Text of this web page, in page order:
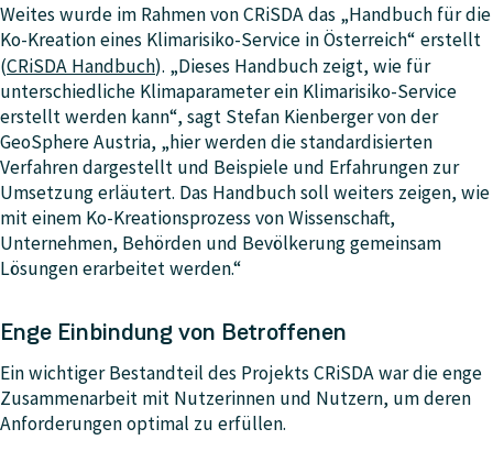
Weites wurde im Rahmen von CRiSDA das „Handbuch für die
Ko-Kreation eines Klimarisiko-Service in Österreich“ erstellt
(CRiSDA Handbuch). „Dieses Handbuch zeigt, wie für
unterschiedliche Klimaparameter ein Klimarisiko-Service
erstellt werden kann“, sagt Stefan Kienberger von der
GeoSphere Austria, „hier werden die standardisierten
Verfahren dargestellt und Beispiele und Erfahrungen zur
Umsetzung erläutert. Das Handbuch soll weiters zeigen, wie
mit einem Ko-Kreationsprozess von Wissenschaft,
Unternehmen, Behörden und Bevölkerung gemeinsam
Lösungen erarbeitet werden.“
Enge Einbindung von Betroffenen
Ein wichtiger Bestandteil des Projekts CRiSDA war die enge
Zusammenarbeit mit Nutzerinnen und Nutzern, um deren
Anforderungen optimal zu erfüllen.